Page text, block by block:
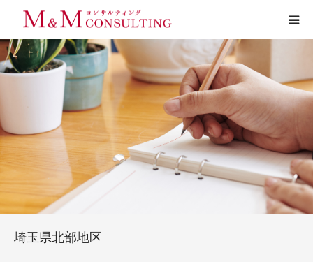
埼玉県北部地区
プロフィール
サービス
お客様の声
実績